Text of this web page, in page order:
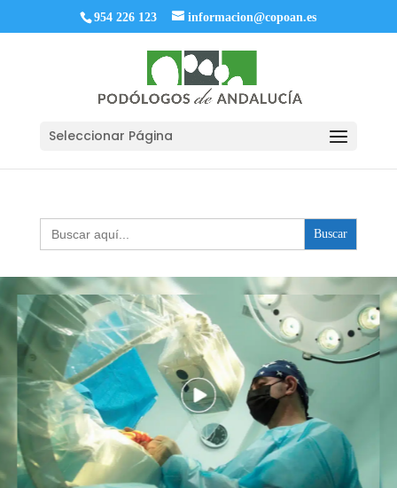
954 226 123 informacion@copoan.es
Seleccionar Página
Buscar: